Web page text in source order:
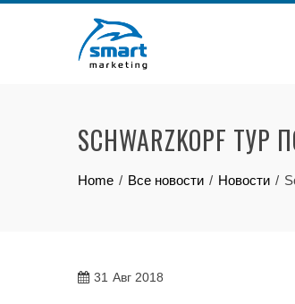
SCHWARZKOPF ТУР
Home Все новости Новости
31 Авг 2018